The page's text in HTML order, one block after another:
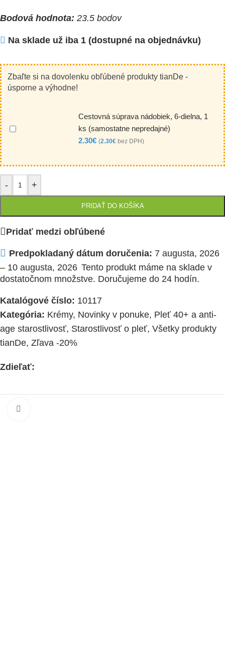
Bodová hodnota: 23.5 bodov
Na sklade už iba 1 (dostupné na objednávku)
Zbaľte si na dovolenku obľúbené produkty tianDe -
úsporne a výhodne!
Cestovná súprava nádobiek, 6-dielna, 1
ks (samostatne nepredajné)
2.30€ (2.30€ bez DPH)
- +
PRIDAŤ DO KOŠÍKA
Pridať medzi obľúbené
Predpokladaný dátum doručenia: 7 augusta, 2026
– 10 augusta, 2026 Tento produkt máme na sklade v
dostatočnom množstve. Doručujeme do 24 hodín.
Katalógové číslo: 10117
Kategória: Krémy, Novinky v ponuke, Pleť 40+ a anti-
age starostlivosť, Starostlivosť o pleť, Všetky produkty
tianDe, Zľava -20%
Zdieľať: